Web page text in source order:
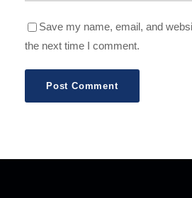
Save my name, email, and
the next time I comment.